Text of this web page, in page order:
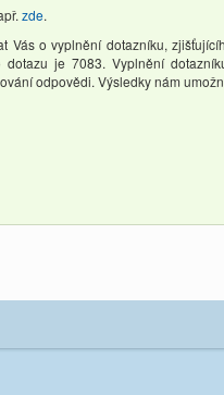
zde.
Vás o vyplnění dotazníku,
dotazu je 7083. Vyplnění
odpovědi. Výsledky nám